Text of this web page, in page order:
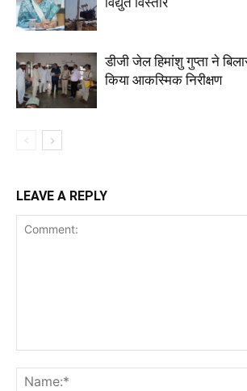
डीजी जेल हिमांशु गुप्ता ने
किया आकस्मिक निरीक्षण
LEAVE A REPLY